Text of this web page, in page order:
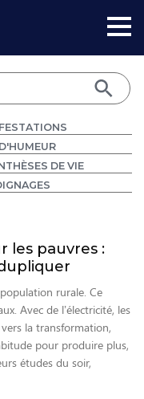
DE VIE
les pauvres :
rurale. Ce
Avec de l’électricité, les
la transformation,
pour produire plus,
études du soir,